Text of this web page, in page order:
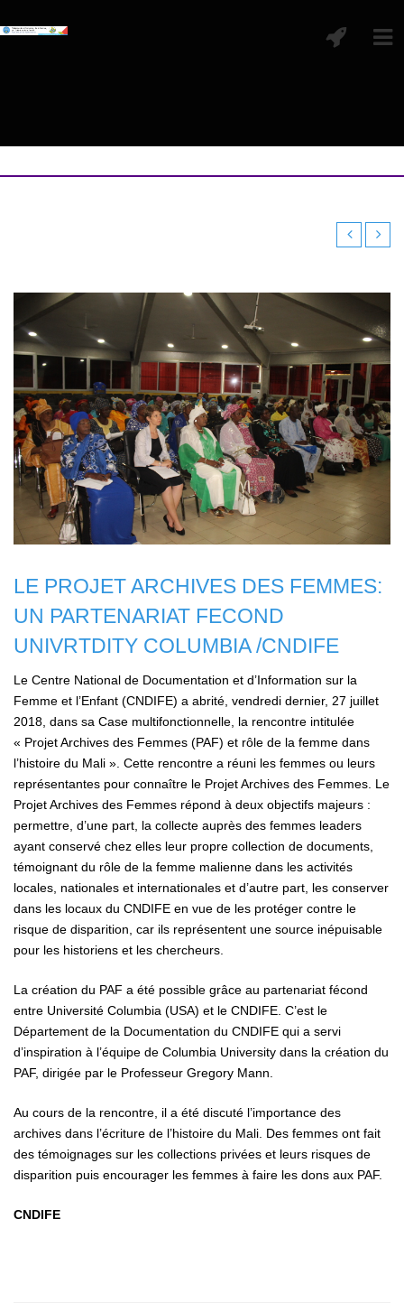
LE PROJET ARCHIVES DES FEMMES:
UN PARTENARIAT FECOND
UNIVRTDITY COLUMBIA /CNDIFE
Le Centre National de Documentation et d’Information sur la
Femme et l’Enfant (CNDIFE) a abrité, vendredi dernier, 27 juillet
2018, dans sa Case multifonctionnelle, la rencontre intitulée
« Projet Archives des Femmes (PAF) et rôle de la femme dans
l’histoire du Mali ». Cette rencontre a réuni les femmes ou leurs
représentantes pour connaître le Projet Archives des Femmes. Le
Projet Archives des Femmes répond à deux objectifs majeurs :
permettre, d’une part, la collecte auprès des femmes leaders
ayant conservé chez elles leur propre collection de documents,
témoignant du rôle de la femme malienne dans les activités
locales, nationales et internationales et d’autre part, les conserver
dans les locaux du CNDIFE en vue de les protéger contre le
risque de disparition, car ils représentent une source inépuisable
pour les historiens et les chercheurs.
La création du PAF a été possible grâce au partenariat fécond
entre Université Columbia (USA) et le CNDIFE. C’est le
Département de la Documentation du CNDIFE qui a servi
d’inspiration à l’équipe de Columbia University dans la création du
PAF, dirigée par le Professeur Gregory Mann.
Au cours de la rencontre, il a été discuté l’importance des
archives dans l’écriture de l’histoire du Mali. Des femmes ont fait
des témoignages sur les collections privées et leurs risques de
disparition puis encourager les femmes à faire les dons aux PAF.
CNDIFE